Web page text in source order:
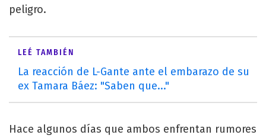
peligro.
LEÉ TAMBIÉN
La reacción de L-Gante ante el embarazo de su
ex Tamara Báez: "Saben que..."
Hace algunos días que ambos enfrentan rumores